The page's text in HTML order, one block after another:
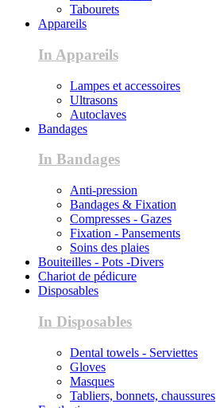
Tabourets
Appareils
In Appareils
Lampes et accessoires
Ultrasons
Autoclaves
Bandages
In Bandages
Anti-pression
Bandages & Fixation
Compresses - Gazes
Fixation - Pansements
Soins des plaies
Bouiteilles - Pots -Divers
Chariot de pédicure
Disposables
In Disposables
Dental towels - Serviettes
Gloves
Masques
Tabliers, bonnets, chaussures